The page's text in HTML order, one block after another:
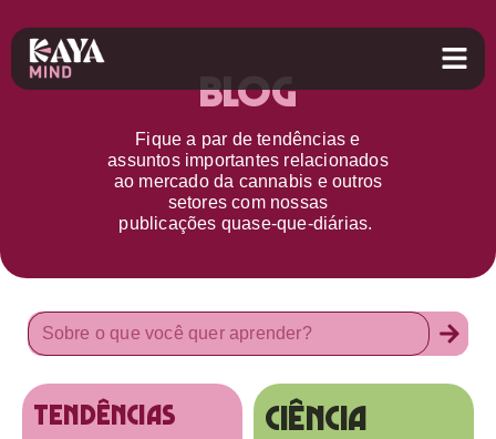
Blog
Fique a par detendências e
assuntos importantes relacionados
ao mercado da cannabis e outros
setorescom nossas
publicações quase-que-diárias.
tendências Ciência